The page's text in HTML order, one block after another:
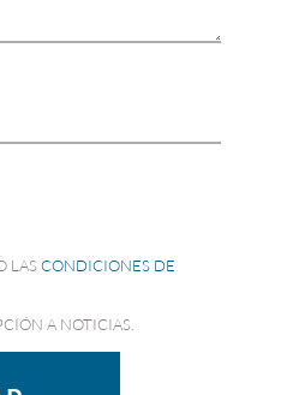
LASCONDICIONES DE
A NOTICIAS.